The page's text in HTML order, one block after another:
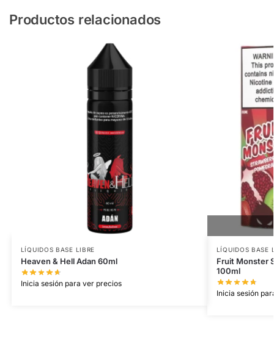
Productos relacionados
LÍQUIDOS BASE LIBRE
Heaven & Hell Adan 60ml
Inicia sesión para ver precios
LÍQUIDOS BASE
Fruit Monster
100ml
Inicia sesión